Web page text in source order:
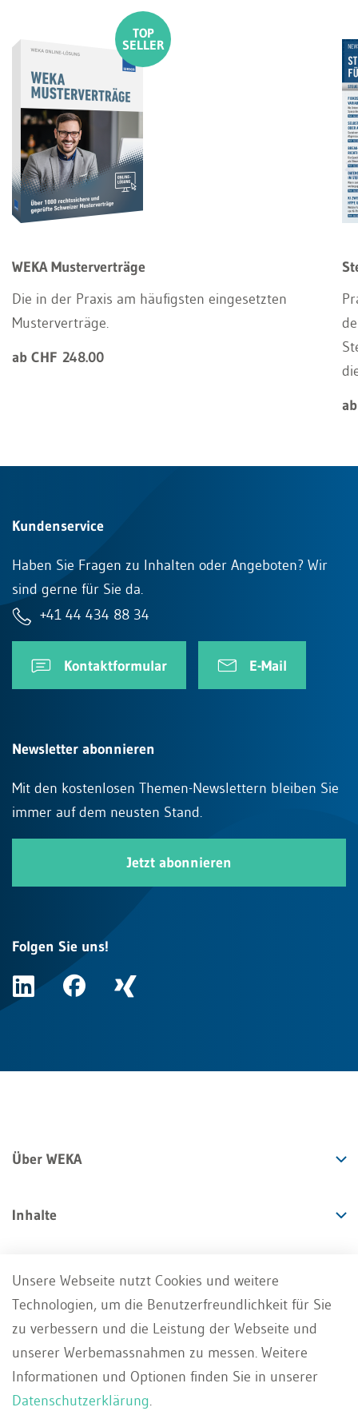
WEKA Musterverträge
Die in der Praxis am häufigsten eingesetzten
Musterverträge.
ab CHF 248.00
Kundenservice
Haben Sie Fragen zu Inhalten oder Angeboten? Wir
sind gerne für Sie da.
+41 44 434 88 34
Kontaktformular E-Mail
Newsletter abonnieren
Mit den kostenlosen Themen-Newslettern bleiben Sie
immer auf dem neusten Stand.
Jetzt abonnieren
Folgen Sie uns!
Über WEKA
Inhalte
Angebote
Services
Unsere Webseite nutzt Cookies und weitere
Technologien, um die Benutzerfreundlichkeit für Sie
zu verbessern und die Leistung der Webseite und
unserer Werbemassnahmen zu messen. Weitere
Informationen und Optionen finden Sie in unserer
Datenschutzerklärung.